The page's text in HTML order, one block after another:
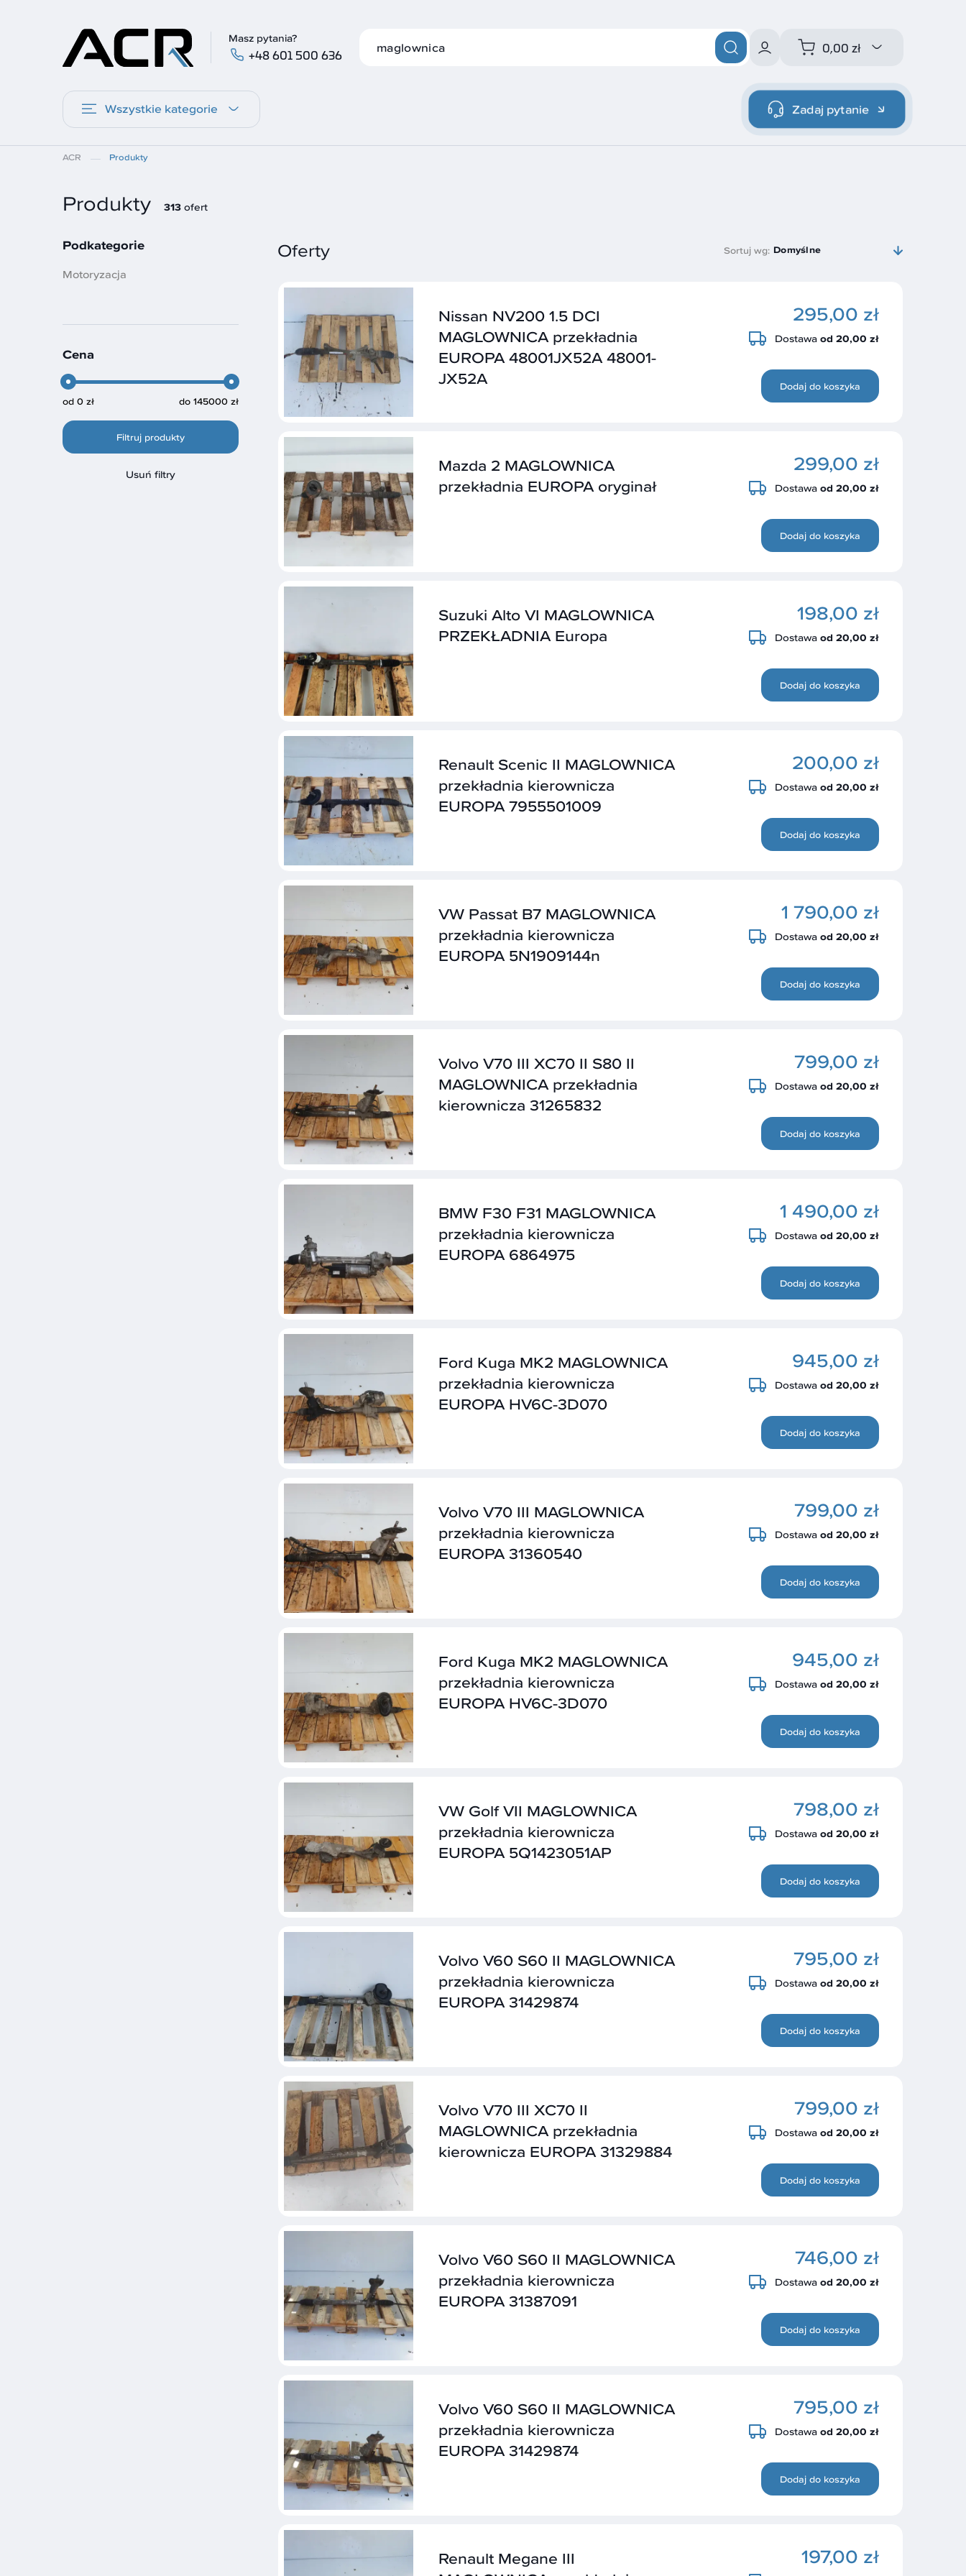
Masz pytania?
+48 601 500 636 0,00 zł
Wszystkie kategorie Zadaj pytanie
ACR Produkty
Produkty 313 ofert
Oferty Sortuj wg: Domyślne
Nissan NV200 1.5 DCI
MAGLOWNICA przekładnia
EUROPA 48001JX52A 48001-
JX52A
295,00 zł
Dostawa od 20,00 zł
Dodaj do koszyka
Mazda 2 MAGLOWNICA
przekładnia EUROPA oryginał
299,00 zł
Dostawa od 20,00 zł
Dodaj do koszyka
Suzuki Alto VI MAGLOWNICA
PRZEKŁADNIA Europa
198,00 zł
Dostawa od 20,00 zł
Dodaj do koszyka
Renault Scenic II MAGLOWNICA
przekładnia kierownicza
EUROPA 7955501009
200,00 zł
Dostawa od 20,00 zł
Dodaj do koszyka
VW Passat B7 MAGLOWNICA
przekładnia kierownicza
EUROPA 5N1909144n
1 790,00 zł
Dostawa od 20,00 zł
Dodaj do koszyka
Volvo V70 III XC70 II S80 II
MAGLOWNICA przekładnia
kierownicza 31265832
799,00 zł
Dostawa od 20,00 zł
Dodaj do koszyka
BMW F30 F31 MAGLOWNICA
przekładnia kierownicza
EUROPA 6864975
1 490,00 zł
Dostawa od 20,00 zł
Dodaj do koszyka
Ford Kuga MK2 MAGLOWNICA
przekładnia kierownicza
EUROPA HV6C-3D070
945,00 zł
Dostawa od 20,00 zł
Dodaj do koszyka
Volvo V70 III MAGLOWNICA
przekładnia kierownicza
EUROPA 31360540
799,00 zł
Dostawa od 20,00 zł
Dodaj do koszyka
Ford Kuga MK2 MAGLOWNICA
przekładnia kierownicza
EUROPA HV6C-3D070
945,00 zł
Dostawa od 20,00 zł
Dodaj do koszyka
VW Golf VII MAGLOWNICA
przekładnia kierownicza
EUROPA 5Q1423051AP
798,00 zł
Dostawa od 20,00 zł
Dodaj do koszyka
Volvo V60 S60 II MAGLOWNICA
przekładnia kierownicza
EUROPA 31429874
795,00 zł
Dostawa od 20,00 zł
Dodaj do koszyka
Volvo V70 III XC70 II
MAGLOWNICA przekładnia
kierownicza EUROPA 31329884
799,00 zł
Dostawa od 20,00 zł
Dodaj do koszyka
Volvo V60 S60 II MAGLOWNICA
przekładnia kierownicza
EUROPA 31387091
746,00 zł
Dostawa od 20,00 zł
Dodaj do koszyka
Volvo V60 S60 II MAGLOWNICA
przekładnia kierownicza
EUROPA 31429874
795,00 zł
Dostawa od 20,00 zł
Dodaj do koszyka
Renault Megane III
197,00 zł
Podkategorie
Motoryzacja
Cena
od 0 zł do 145000 zł
Filtruj produkty
Usuń filtry